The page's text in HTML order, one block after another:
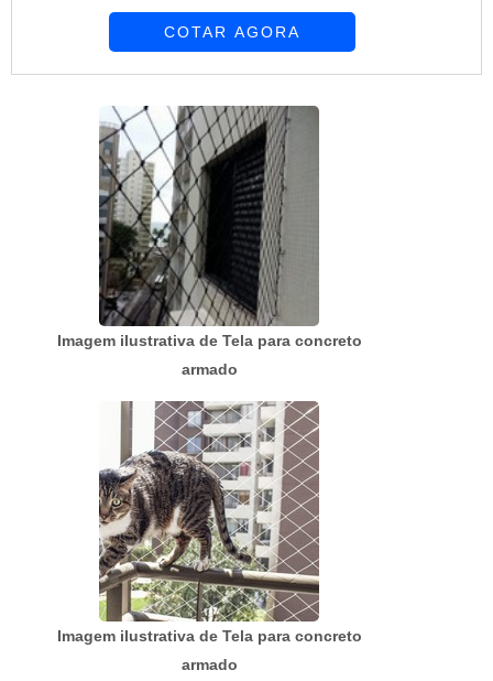
melhor mão de obra da Requinte das Telas
de cada cliente.MAIS SOBRE PREÇO TELAS E
ALAMBRADOSHá muitas maneiras eficientes de
demonstrar competência e ex...
COTAR AGORA
Imagem ilustrativa de Tela para concreto
armado
Imagem ilustrativa de Tela para concreto
armado